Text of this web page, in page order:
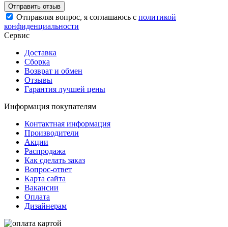
Отправляя вопрос, я соглашаюсь с политикой
конфиденциальности
Сервис
Доставка
Сборка
Возврат и обмен
Отзывы
Гарантия лучшей цены
Информация покупателям
Контактная информация
Производители
Акции
Распродажа
Как сделать заказ
Вопрос-ответ
Карта сайта
Вакансии
Оплата
Дизайнерам